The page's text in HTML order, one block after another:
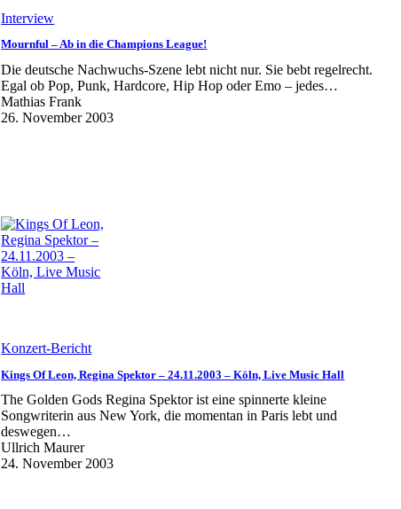
Interview
Mournful – Ab in die Champions League!
Die deutsche Nachwuchs-Szene lebt nicht nur. Sie bebt regelrecht.
Egal ob Pop, Punk, Hardcore, Hip Hop oder Emo – jedes…
Mathias Frank
26. November 2003
Konzert-Bericht
Kings Of Leon, Regina Spektor – 24.11.2003 – Köln, Live Music Hall
The Golden Gods Regina Spektor ist eine spinnerte kleine
Songwriterin aus New York, die momentan in Paris lebt und
deswegen…
Ullrich Maurer
24. November 2003